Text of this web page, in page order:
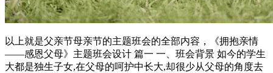
以上就是父亲节母亲节的主题班会的全部内容，《拥抱亲情
——感恩父母》主题班会设计 篇一 一、班会背景 如今的学生
大都是独生子女,在父母的呵护中长大,却很少从父母的角度去